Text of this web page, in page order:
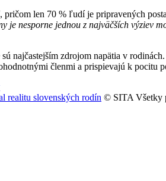
len 70 % ľudí je pripravených
je nesporne jednou z najväčších výziev
najčastejším zdrojom napätia v
členmi a prispievajú k pocitu
realitu slovenských rodín © SITA Všetky